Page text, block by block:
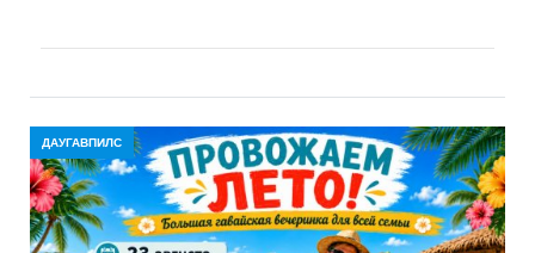
ДАУГАВПИЛС